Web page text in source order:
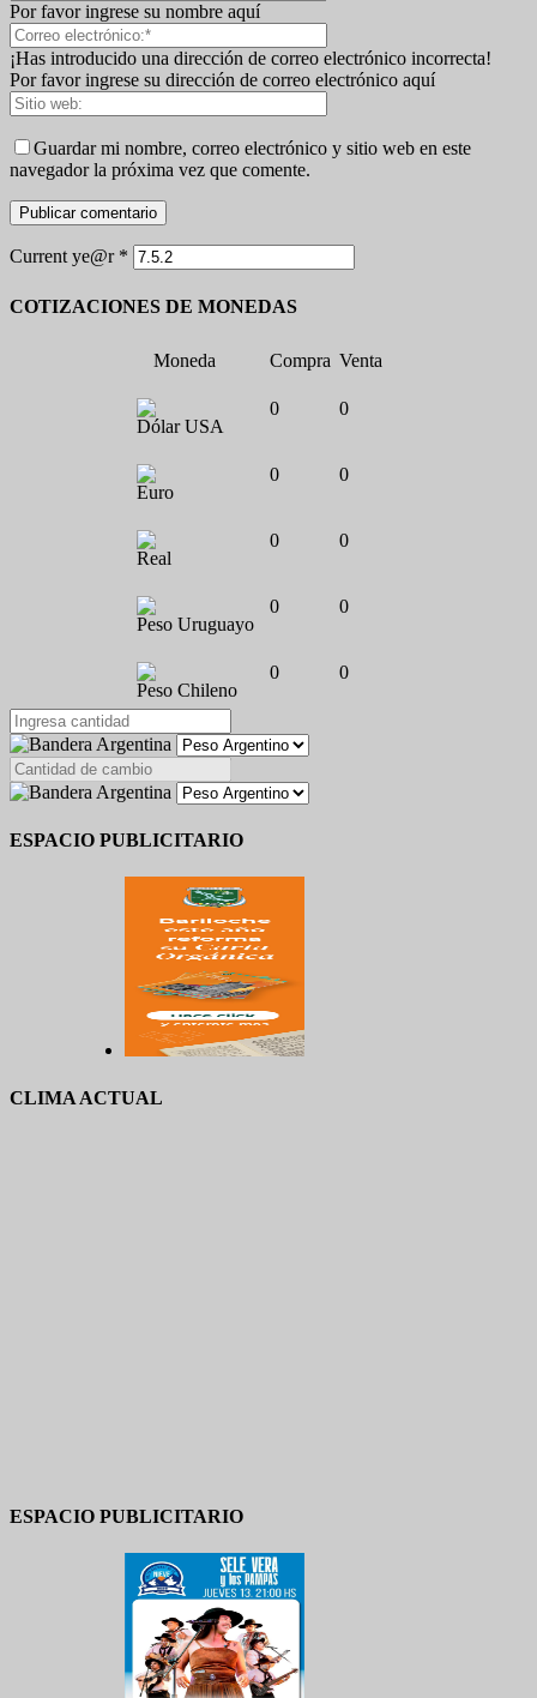
Por favor ingrese su nombre aquí
¡Has introducido una dirección de correo electrónico incorrecta!
Por favor ingrese su dirección de correo electrónico aquí
Guardar mi nombre, correo electrónico y sitio web en este
navegador la próxima vez que comente.
Current ye@r *
COTIZACIONES DE MONEDAS
Moneda Compra Venta
Dólar USA
0 0
Euro
0 0
Real
0 0
Peso Uruguayo
0 0
Peso Chileno
0 0
ESPACIO PUBLICITARIO
CLIMA ACTUAL
ESPACIO PUBLICITARIO